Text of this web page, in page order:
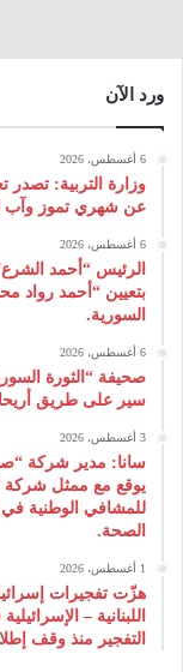
ورد الآن
6 أغسطس، 2026
وزارة التربية:
عن شهري تموز وآب
6 أغسطس، 2026
بتعيين “أحمد رواد
السورية.
6 أغسطس، 2026
صحيفة “الثورة
سير على طريق
3 أغسطس، 2026
سانا: مدير شركة
يوقع مع ممثل شركة
للمشافي الوطنية في
الصحة.
1 أغسطس، 2026
هزّت تفجيرات
اللبنانية –
التفجير منذ وقف